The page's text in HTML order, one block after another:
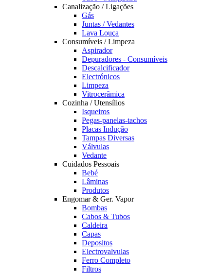
Canalização / Ligações
Gás
Juntas / Vedantes
Lava Louça
Consumíveis / Limpeza
Aspirador
Depuradores - Consumíveis
Descalcificador
Electrónicos
Limpeza
Vitrocerâmica
Cozinha / Utensílios
Isqueiros
Pegas-panelas-tachos
Placas Indução
Tampas Diversas
Válvulas
Vedante
Cuidados Pessoais
Bebé
Lâminas
Produtos
Engomar & Ger. Vapor
Bombas
Cabos & Tubos
Caldeira
Capas
Depositos
Electrovalvulas
Ferro Completo
Filtros